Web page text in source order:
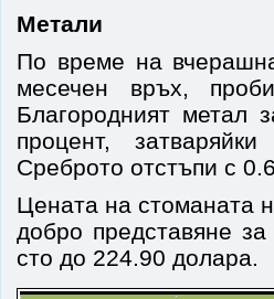
Метали
По време на
месечен връх,
Благородният метал
процент,
Среброто отстъпи с
Цената на стоманата
добро представяне
сто до 224.90 долара.